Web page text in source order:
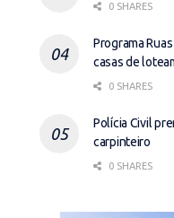
0 SHARES
Programa
casas de
0 SHARES
Polícia Civil
carpinteiro
0 SHARES